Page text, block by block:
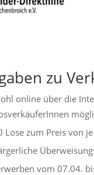
zu
online über die
Lose zum Preis von
vom 07.04.